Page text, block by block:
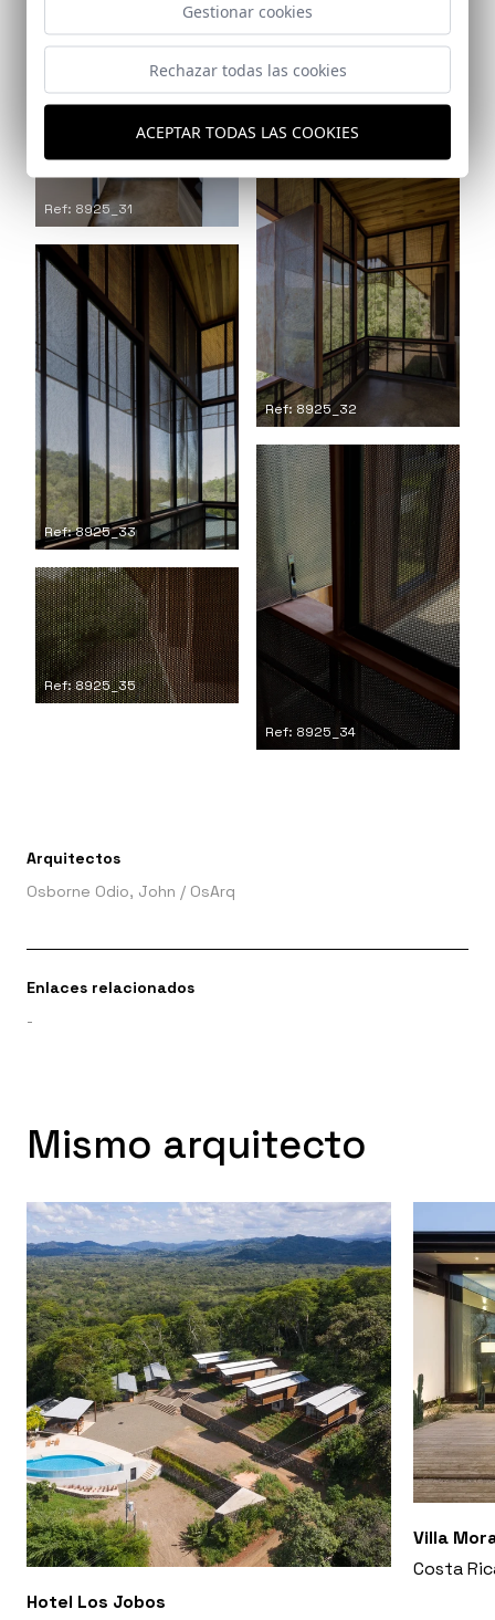
Ref: 8925_30
Ref: 8925_31
Ref: 8925_32
Ref: 8925_33
Ref: 8925_34
Ref: 8925_35
Arquitectos
Osborne Odio, John / OsArq
Enlaces relacionados
-
Mismo arquitecto
Hotel Los Jobos
Villa
Costa
Gestionar cookies
Rechazar todas las cookies
ACEPTAR TODAS LAS COOKIES